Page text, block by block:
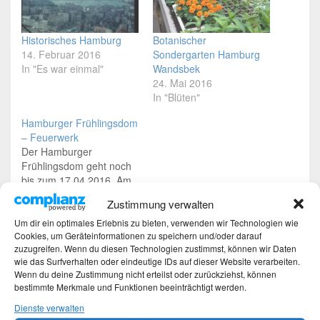
Zustimmung verwalten
Um dir ein optimales Erlebnis zu bieten, verwenden wir Technologien wie
Cookies, um Geräteinformationen zu speichern und/oder darauf
zuzugreifen. Wenn du diesen Technologien zustimmst, können wir Daten
wie das Surfverhalten oder eindeutige IDs auf dieser Website verarbeiten.
Wenn du deine Zustimmung nicht erteilst oder zurückziehst, können
bestimmte Merkmale und Funktionen beeinträchtigt werden.
Dienste verwalten
Historisches Hamburg
14. Februar 2016
In "Es war einmal"
Botanischer
Sondergarten Hamburg
Wandsbek
24. Mai 2016
In "Blüten"
Hamburger Frühlingsdom
– Feuerwerk
Der Hamburger
Frühlingsdom geht noch
bis zum 17.04.2016. Am
Freitagabend waren wir
dort. Super klasse klares
Wetter, gute Laune und
die Knipse in der Hand.
Ein kleiner Rundgang
fotografiert mit meiner
Casio Exilim Z1200.
Ohne Filter, mit
Automatikeinstellung,
3. April 2016
In "Hamburg"
Dieser Eintrag wurde vonMartinaunterAllgemeines,Hamburg
veröffentlicht und mitCasio Exilim Z1200,Dezember 2016
Setze ein Lesezeichen für den